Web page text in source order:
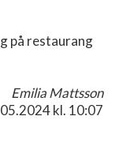
på restaurang
Emilia Mattsson
kl. 10:07